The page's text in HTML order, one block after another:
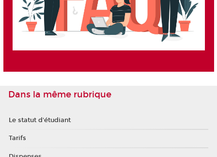
Dans la même rubrique
Le statut d'étudiant
Tarifs